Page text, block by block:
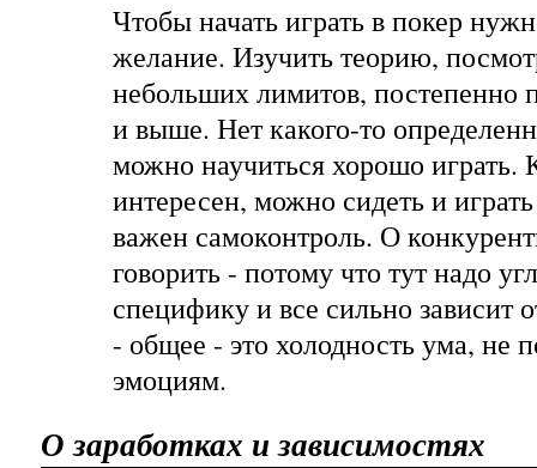
Чтобы начать играть в покер
желание. Изучить теорию,
небольших лимитов, постепенно
и выше. Нет какого-то
можно научиться хорошо играть.
интересен, можно сидеть и
важен самоконтроль. О
говорить - потому что тут надо
специфику и все сильно зависит
- общее - это холодность ума, не
эмоциям.
О заработках и зависимостях